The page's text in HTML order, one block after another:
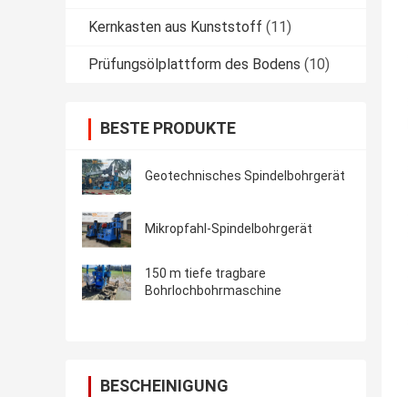
Kernkasten aus Kunststoff (11)
Prüfungsölplattform des Bodens (10)
BESTE PRODUKTE
Geotechnisches Spindelbohrgerät
Mikropfahl-Spindelbohrgerät
150 m tiefe tragbare
Bohrlochbohrmaschine
BESCHEINIGUNG